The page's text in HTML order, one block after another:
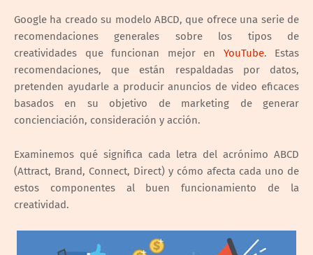
Google ha creado su modelo ABCD, que ofrece una serie de
recomendaciones generales sobre los tipos de
creatividades que funcionan mejor en YouTube. Estas
recomendaciones, que están respaldadas por datos,
pretenden ayudarle a producir anuncios de video eficaces
basados en su objetivo de marketing de generar
concienciación, consideración y acción.
Examinemos qué significa cada letra del acrónimo ABCD
(Attract, Brand, Connect, Direct) y cómo afecta cada uno de
estos componentes al buen funcionamiento de la
creatividad.